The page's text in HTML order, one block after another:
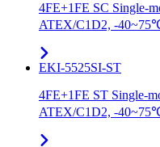
4FE+1FE SC Single-
ATEX/C1D2, -
EKI-5525SI-ST
4FE+1FE ST Single-
ATEX/C1D2, -